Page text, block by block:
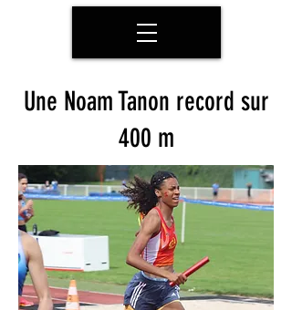
Une Noam Tanon record sur
400 m